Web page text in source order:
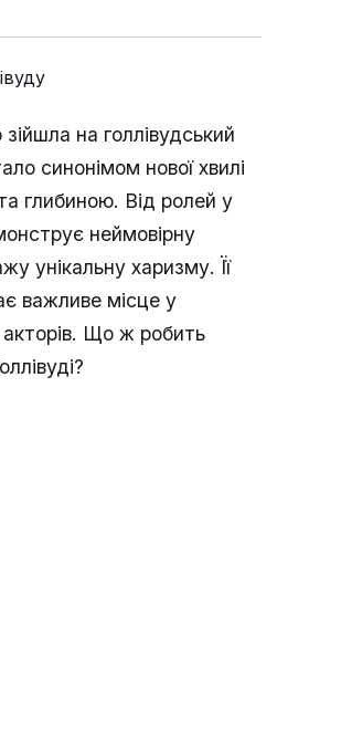
на голлівудський
синонімом нової хвилі
глибиною. Від ролей у
неймовірну
унікальну харизму. Її
важливе місце у
акторів. Що ж робить